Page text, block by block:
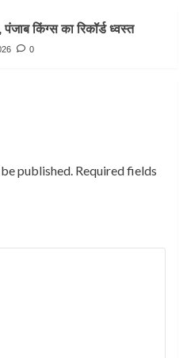
किंग्स का रिकॉर्ड ध्वस्त
0
published. Required fields